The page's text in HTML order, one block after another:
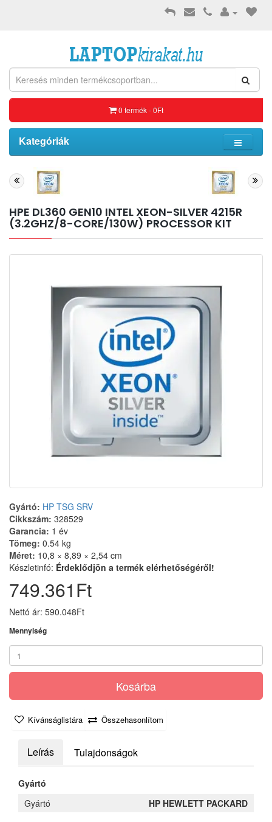
0 termék - 0Ft
Kategóriák
HPE DL360 GEN10 INTEL XEON-SILVER 4215R
(3.2GHZ/8-CORE/130W) PROCESSOR KIT
Gyártó: HP TSG SRV
Cikkszám: 328529
Garancia: 1 év
Tömeg: 0.54 kg
Méret: 10,8 × 8,89 × 2,54 cm
Készletinfó: Érdeklődjön a termék elérhetőségéről!
749.361Ft
Nettó ár: 590.048Ft
Mennyiség
Kosárba
Kívánságlistára Összehasonlítom
Leírás Tulajdonságok
Gyártó
Gyártó
HP HEWLETT PACKARD